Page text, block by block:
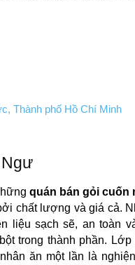
Thành phố Hồ Chí Minh
quán bán gỏi cuốn
chất lượng và giá cả.
liệu sạch sẽ, an toàn
trong thành phần. Lớp
ăn một lần là